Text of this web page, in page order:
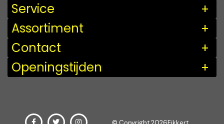
Service
Assortiment
Contact
Openingstijden